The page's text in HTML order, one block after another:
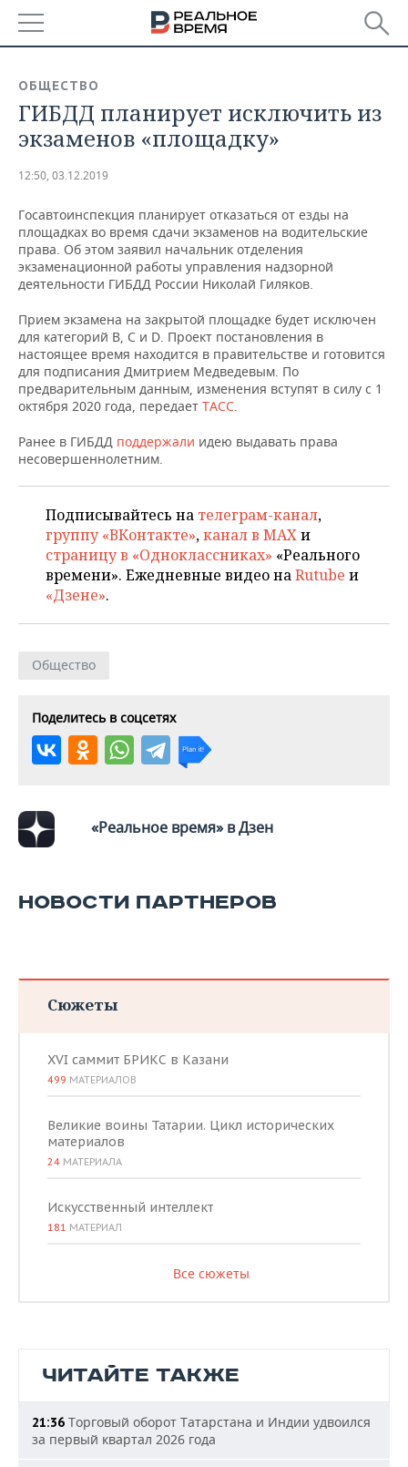
БАШКОРТОСТАН
ТАТАРСТАН
НОВОСТИ
АНАЛИТИКА
ДЕКЛАРАЦИИ О ДОХОДАХ
КОРОЛИ ГОСЗАКАЗА ПФО
ВУЗЫ ТАТАРСТАНА
КОМУ ПРИНАДЛЕЖАТ
ТОРГОВЫЕ ЦЕНТРЫ
ТАТАРСТАНА
НОВОСТИ ЭКОНОМИКИ
ФИНАНСЫ
БАНКИ
БЮДЖЕТ
ИНВЕСТИЦИИ
ПРОМЫШЛЕННОСТЬ
НОВОСТИ
ПРОМЫШЛЕННОСТИ
АГРОПРОМ
МАШИНОСТРОЕНИЕ
НЕФТЕХИМИЯ
НЕФТЬ
ЭНЕРГЕТИКА
НЕДВИЖИМОСТЬ
НОВОСТИ НЕДВИЖИМОСТИ
АВТО
НОВОСТИ АВТО
БИЗНЕС
НОВОСТИ БИЗНЕСА
РОЗНИЧНАЯ ТОРГОВЛЯ
ТРАНСПОРТ
УСЛУГИ
ТЕХНОЛОГИИ
НОВОСТИ ТЕХНОЛОГИЙ
IT
МЕДИА
ТЕЛЕКОММУНИКАЦИИ
МЕРОПРИЯТИЯ
НОВОСТИ МЕРОПРИЯТИЙ
ВЫЕЗДНАЯ РЕДАКЦИЯ
БИЗНЕС-БРАНЧИ
ONLINE-КОНФЕРЕНЦИИ
СПОРТ
НОВОСТИ СПОРТА
ФУТБОЛ
ХОККЕЙ
КИБЕРСПОРТ
ВОДНЫЕ ВИДЫ СПОРТА
ОБЩЕСТВО
НОВОСТИ ОБЩЕСТВА
ВЛАСТЬ
КУЛЬТУРА
ОБРАЗОВАНИЕ
ФОТОГАЛЕРЕЯ
СПИСОК КОМПАНИЙ
ОБЩЕСТВО
ГИБДД планирует исключить из
экзаменов «площадку»
12:50, 03.12.2019
Госавтоинспекция планирует отказаться от езды на
площадках во время сдачи экзаменов на водительские
права. Об этом заявил начальник отделения
экзаменационной работы управления надзорной
деятельности ГИБДД России Николай Гиляков.
Прием экзамена на закрытой площадке будет исключен
для категорий B, C и D. Проект постановления в
настоящее время находится в правительстве и готовится
для подписания Дмитрием Медведевым. По
предварительным данным, изменения вступят в силу с 1
октября 2020 года, передает ТАСС.
Ранее в ГИБДД поддержали идею выдавать права
несовершеннолетним.
Подписывайтесь на телеграм-канал,
группу «ВКонтакте»,канал в MAXи
страницу в «Одноклассниках» «Реального
времени». Ежедневные видео наRutube и
«Дзене».
Общество
Поделитесь в соцсетях
«Реальное время» в Дзен
НОВОСТИ ПАРТНЕРОВ
Сюжеты
XVI саммит БРИКС в Казани
499 МАТЕРИАЛОВ
Великие воины Татарии. Цикл исторических
материалов
24 МАТЕРИАЛА
Искусственный интеллект
181 МАТЕРИАЛ
Все сюжеты
ЧИТАЙТЕ ТАКЖЕ
21:36 Торговый оборот Татарстана и Индии удвоился
за первый квартал 2026 года